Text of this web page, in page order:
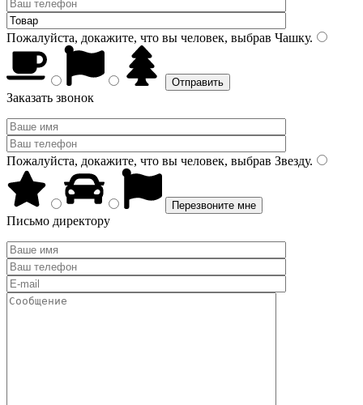
Пожалуйста, докажите, что вы человек, выбрав Чашку.
Заказать звонок
Пожалуйста, докажите, что вы человек, выбрав Звезду.
Письмо директору